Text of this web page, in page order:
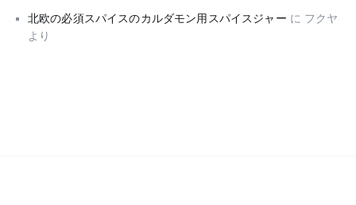
北欧の必須スパイスのカルダモン用スパイスジャー に フクヤ
より